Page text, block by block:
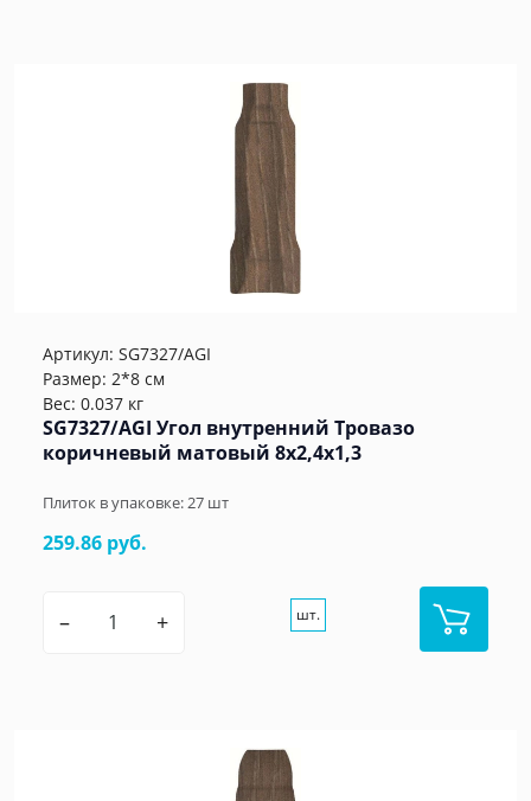
Артикул: SG7327/AGI
Размер: 2*8 см
Вес: 0.037 кг
SG7327/AGI Угол внутренний Тровазо
коричневый матовый 8x2,4x1,3
Плиток в упаковке:27 шт
259.86 руб.
– + шт.